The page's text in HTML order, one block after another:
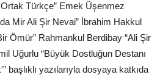
Türkçe” Emek Üşenmez
Mir Ali Şir Nevai” İbrahim Hakkul
Ömür” Rahmankul Berdibay “Ali Şir
Uğurlu “Büyük Dostluğun Destanı
başlıklı yazılarıyla dosyaya katkıda